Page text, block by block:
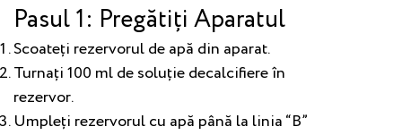
Pasul 1: Pregătiți Aparatul
Scoateți rezervorul de apă din aparat.
Turnați 100 ml de soluție decalcifiere în
rezervor.
Umpleți rezervorul cu apă până la linia “B”